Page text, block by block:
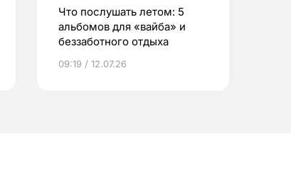
Что послушать летом: 5
альбомов для «вайба» и
беззаботного отдыха
09:19 / 12.07.26